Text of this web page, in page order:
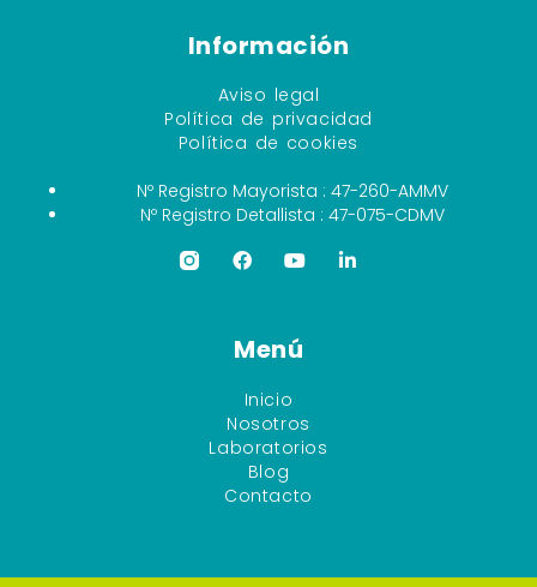
Información
Aviso legal
Política de privacidad
Política de cookies
Nº Registro Mayorista : 47-260-AMMV
Nº Registro Detallista : 47-075-CDMV
Menú
Inicio
Nosotros
Laboratorios
Blog
Contacto